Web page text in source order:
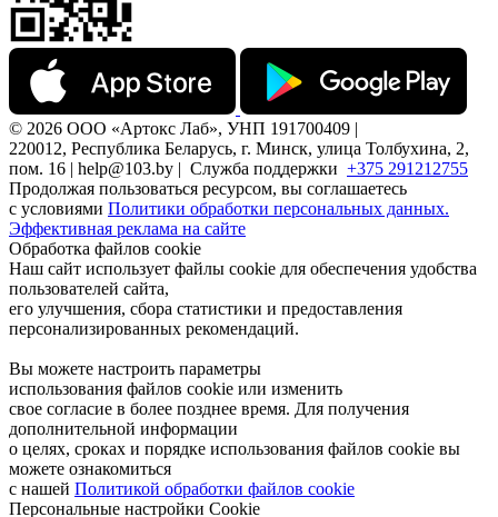
© 2026 ООО «Артокс Лаб», УНП 191700409 |
220012, Республика Беларусь, г. Минск, улица Толбухина, 2,
пом. 16 | help@103.by | Служба поддержки +375 291212755
Продолжая пользоваться ресурсом, вы соглашаетесь
с условиями Политики обработки персональных данных.
Эффективная реклама на сайте
Обработка файлов cookie
Наш сайт использует файлы cookie для обеспечения удобства
пользователей сайта,
его улучшения, сбора статистики и предоставления
персонализированных рекомендаций.
Вы можете настроить параметры
использования файлов cookie или изменить
свое согласие в более позднее время. Для получения
дополнительной информации
о целях, сроках и порядке использования файлов cookie вы
можете ознакомиться
с нашей Политикой обработки файлов cookie
Персональные настройки Cookie